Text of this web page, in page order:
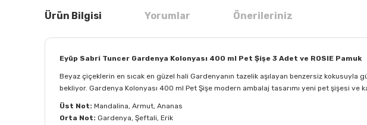
Ürün Bilgisi Yorumlar Önerileriniz
Eyüp Sabri Tuncer Gardenya Kolonyası 400 ml Pet Şişe 3 Adet ve ROSIE Pamuk
Beyaz çiçeklerin en sıcak en güzel hali Gardenyanın tazelik aşılayan benzersiz kokusuyla
bekliyor. Gardenya Kolonyası 400 ml Pet Şişe modern ambalaj tasarımı yeni pet şişesi
Üst Not: Mandalina, Armut, Ananas
Orta Not: Gardenya, Şeftali, Erik